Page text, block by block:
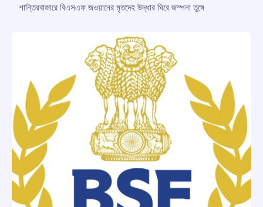
শান্তিরবাজারে বিএসএফ জওয়ানের মৃতদেহ উদ্ধার ঘিরে জস্পনা তুঙ্গে